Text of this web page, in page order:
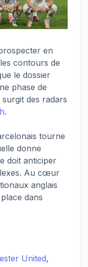
en
contours de
le dossier
phase de
des radars
.
tourne
donne
doit anticiper
Au cœur
anglais
dans
United,